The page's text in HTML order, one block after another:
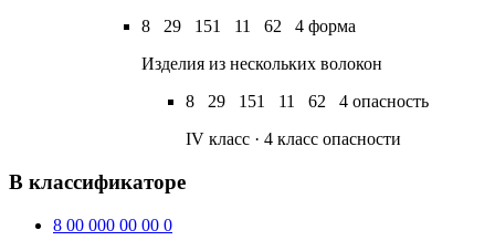
8
29 151 11 62 4 форма
Изделия из нескольких волокон
8
29 151 11 62 4 опасность
IV класс · 4 класс опасности
В классификаторе
8 00 000 00 00 0